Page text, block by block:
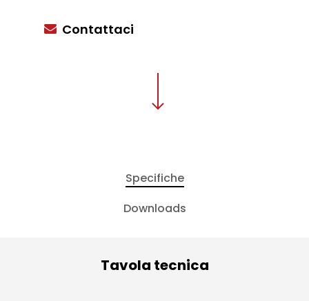
Contattaci
Specifiche
Downloads
Tavola tecnica